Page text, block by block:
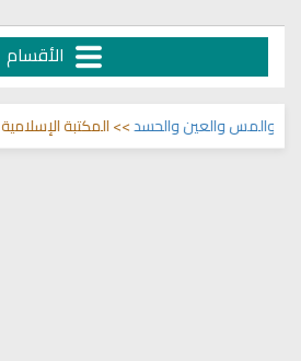
الأقسام
والعين والحسد>> المكتبة الإسلامية 🌾